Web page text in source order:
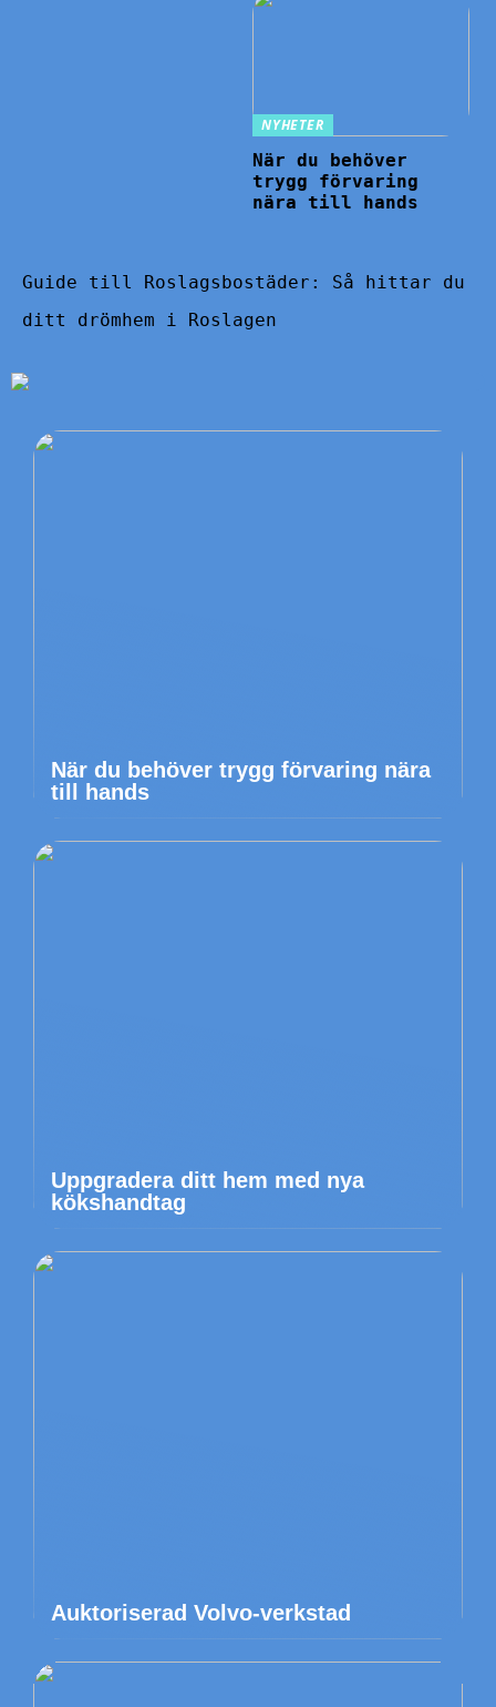
NYHETER
När du behöver
trygg förvaring
nära till hands
Guide till Roslagsbostäder: Så hittar du
ditt drömhem i Roslagen
När du behöver trygg förvaring nära
till hands
Uppgradera ditt hem med nya
kökshandtag
Auktoriserad Volvo-verkstad